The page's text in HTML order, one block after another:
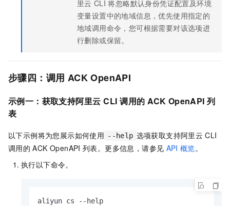
里云 CLI 将忽略默认身份凭证配置及环境
变量设置中的地域信息，优先使用指定的
地域调用命令，您可根据需要对该选项进
行删除或保留。
步骤四：调用 ACK OpenAPI
示例一：获取支持阿里云 CLI 调用的 ACK OpenAPI 列
表
以下示例将为您展示如何使用 --help 选项获取支持阿里云 CLI
调用的 ACK OpenAPI 列表。更多信息，请参见 API 概览。
执行以下命令。
aliyun cs --help